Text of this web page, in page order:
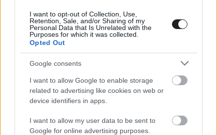
I want to opt-out of Collection, Use,
Retention, Sale, and/or Sharing of my
Personal Data that Is Unrelated with the
Purposes for which it was collected.
Opted Out
Google consents
I want to allow Google to enable storage
related to advertising like cookies on web or
device identifiers in apps.
I want to allow my user data to be sent to
Google for online advertising purposes.
jelöltek
Hír| 2017.12.11 16:40
LEGFRISSEBB PODCASTÜNK